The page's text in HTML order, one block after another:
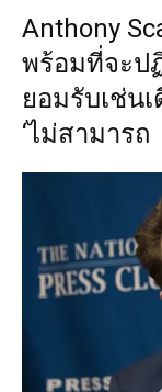
Anthony
พร้อมที่จะป
ยอมรับเช่น
‘ไม่สามารถ